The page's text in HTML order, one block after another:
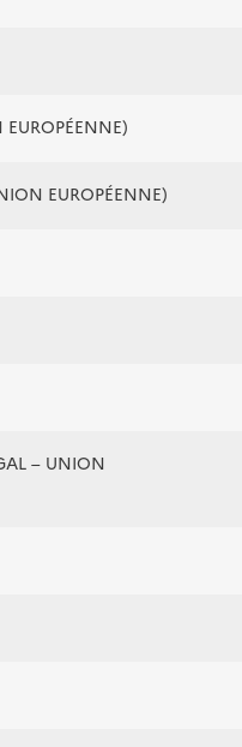
EUROPÉENNE)
– UNION